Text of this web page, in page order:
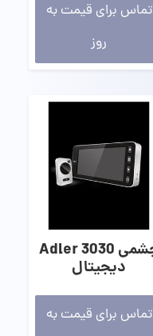
تماس برای قیمت به
روز
چشمی 3030 Adler
دیجیتال
تماس برای قیمت به